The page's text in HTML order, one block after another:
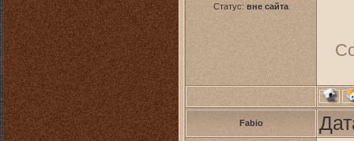
Статус: вне сайта
Fabio